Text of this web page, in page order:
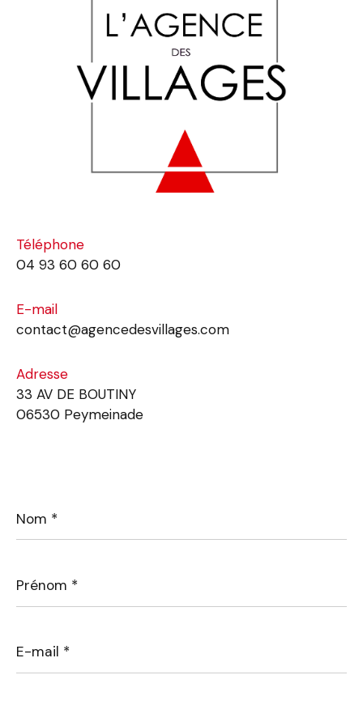
Téléphone
04 93 60 60 60
E-mail
contact@agencedesvillages.com
Adresse
33 AV DE BOUTINY
06530 Peymeinade
*
*
mail
*